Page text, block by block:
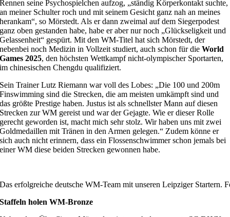
Rennen seine Psychospielchen aufzog, „ständig Körperkontakt suchte,
an meiner Schulter roch und mit seinem Gesicht ganz nah an meines
herankam“, so Mörstedt. Als er dann zweimal auf dem Siegerpodest
ganz oben gestanden habe, habe er aber nur noch „Glückseligkeit und
Gelassenheit“ gespürt. Mit den WM-Titel hat sich Mörstedt, der
nebenbei noch Medizin in Vollzeit studiert, auch schon für dieWorld
Games 2025, den höchsten Wettkampf nicht-olympischer Sportarten,
im chinesischen Chengdu qualifiziert.
Sein Trainer Lutz Riemann war voll des Lobes: „Die 100 und 200m
Finswimming sind die Strecken, die am meisten umkämpft sind und
das größte Prestige haben. Justus ist als schnellster Mann auf diesen
Strecken zur WM gereist und war der Gejagte. Wie er dieser Rolle
gerecht geworden ist, macht mich sehr stolz. Wir haben uns mit zwei
Goldmedaillen mit Tränen in den Armen gelegen.“ Zudem könne er
sich auch nicht erinnern, dass ein Flossenschwimmer schon jemals bei
einer WM diese beiden Strecken gewonnen habe.
Das erfolgreiche deutsche WM-Team mit unseren Leipziger Startern.
Staffeln holen WM-Bronze